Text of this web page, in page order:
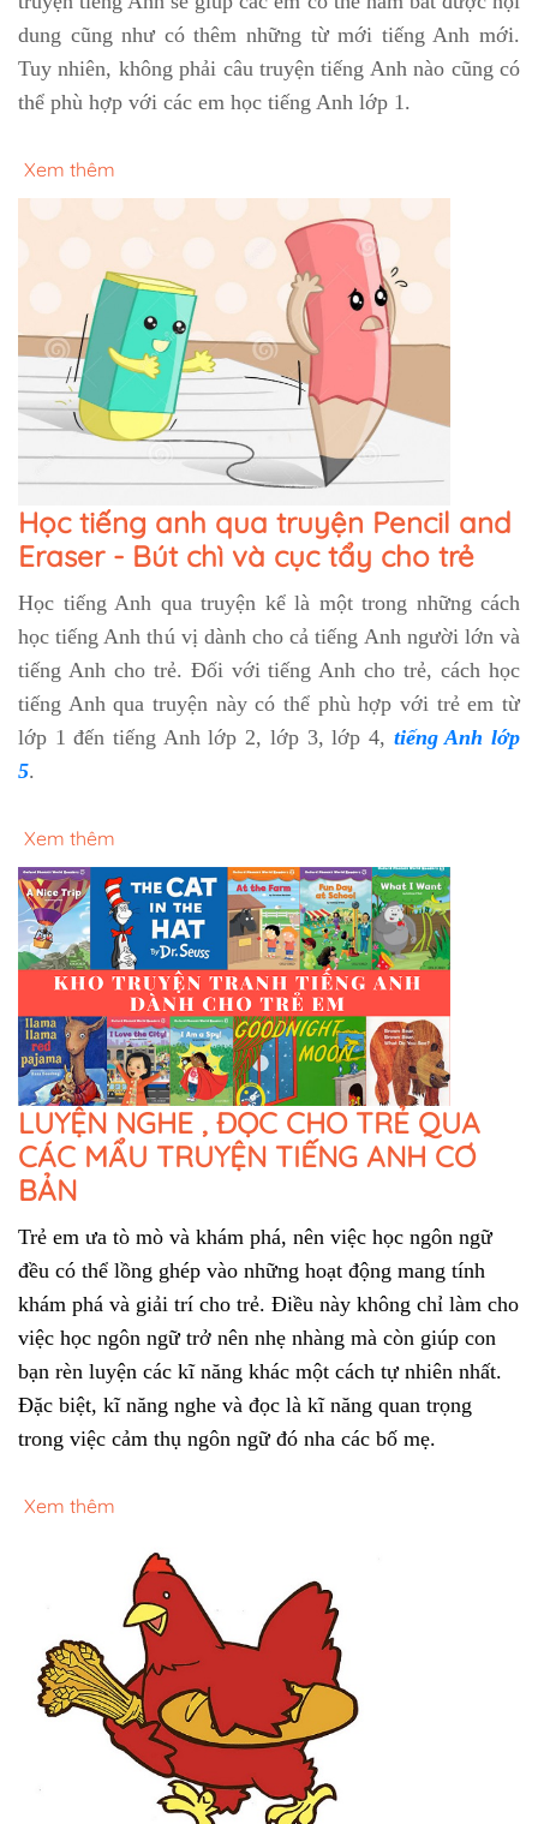
dung cũng như có thêm những từ mới tiếng Anh mới.
Tuy nhiên, không phải câu truyện tiếng Anh nào cũng có
thể phù hợp với các em học tiếng Anh lớp 1.
Xem thêm
Học tiếng anh qua truyện Pencil and
Eraser - Bút chì và cục tẩy cho trẻ
Học tiếng Anh qua truyện kể là một trong những cách
học tiếng Anh thú vị dành cho cả tiếng Anh người lớn và
tiếng Anh cho trẻ. Đối với tiếng Anh cho trẻ, cách học
tiếng Anh qua truyện này có thể phù hợp với trẻ em từ
lớp 1 đến tiếng Anh lớp 2, lớp 3, lớp 4, tiếng Anh lớp
5.
Xem thêm
LUYỆN NGHE , ĐỌC CHO TRẺ QUA
CÁC MẨU TRUYỆN TIẾNG ANH CƠ
BẢN
Trẻ em ưa tò mò và khám phá, nên việc học ngôn ngữ
đều có thể lồng ghép vào những hoạt động mang tính
khám phá và giải trí cho trẻ. Điều này không chỉ làm cho
việc học ngôn ngữ trở nên nhẹ nhàng mà còn giúp con
bạn rèn luyện các kĩ năng khác một cách tự nhiên nhất.
Đặc biệt, kĩ năng nghe và đọc là kĩ năng quan trọng
trong việc cảm thụ ngôn ngữ đó nha các bố mẹ.
Xem thêm